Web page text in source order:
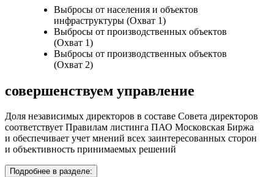
Выбросы от населения и объектов
инфраструктуры (Охват 1)
Выбросы от производственных объектов
(Охват 1)
Выбросы от производственных объектов
(Охват 2)
совершенствуем управление
Доля независимых директоров в составе Совета директоров
соответствует Правилам листинга ПАО Московская Биржа
и обеспечивает учет мнений всех заинтересованных сторон
и объективность принимаемых решений
Подробнее в разделе: